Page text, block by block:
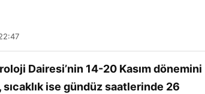
Dairesi’nin 14-20 Kasım dönemini
ise gündüz saatlerinde 26